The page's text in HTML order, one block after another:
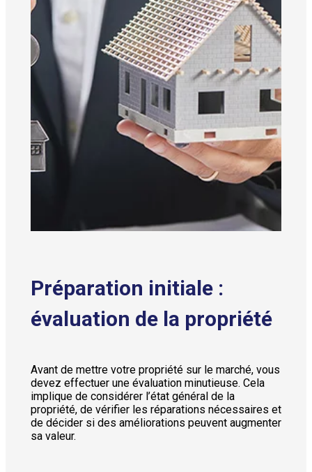
Préparation initiale :
évaluation de la propriété
Avant de mettre votre propriété sur le marché, vous
devez effectuer une évaluation minutieuse. Cela
implique de considérer l’état général de la
propriété, de vérifier les réparations nécessaires et
de décider si des améliorations peuvent augmenter
sa valeur.